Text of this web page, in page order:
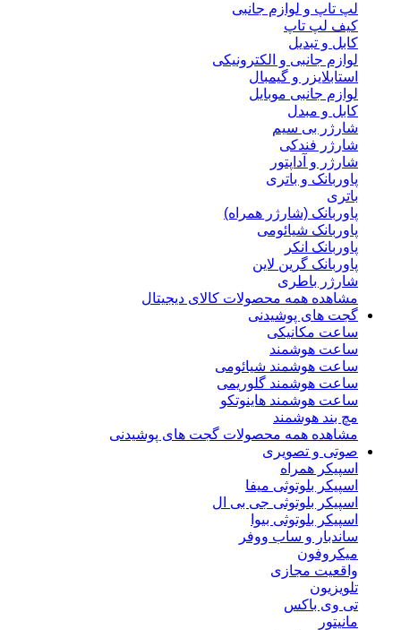
لپ تاپ و لوازم جانبی
کیف لپ تاپ
کابل و تبدیل
لوازم جانبی و الکترونیکی
استابلایزر و گیمبال
لوازم جانبی موبایل
کابل و مبدل
شارژر بی سیم
شارژر فندکی
شارژر و آداپتور
پاوربانک و باتری
باتری
پاوربانک (شارژر همراه)
پاوربانک شیائومی
پاوربانک انکر
پاوربانک گرین لاین
شارژر باطری
مشاهده همه محصولات کالای دیجیتال
گجت های پوشیدنی
ساعت مکانیکی
ساعت هوشمند
ساعت هوشمند شیائومی
ساعت هوشمند گلوریمی
ساعت هوشمند هاینوتکو
مچ بند هوشمند
مشاهده همه محصولات گجت های پوشیدنی
صوتی و تصویری
اسپیکر همراه
اسپیکر بلوتوثی میفا
اسپیکر بلوتوثی جی بی ال
اسپیکر بلوتوثی بیوا
ساندبار و ساب ووفر
میکروفون
واقعیت مجازی
تلویزیون
تی وی باکس
مانیتور